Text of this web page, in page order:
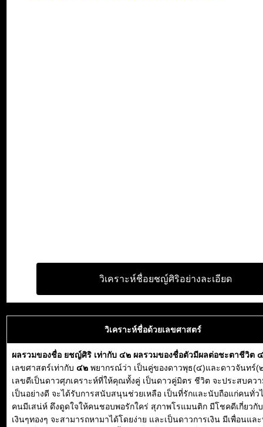
วิเคราะห์ชื่อยชญ์ศิริอย่างละเอียด
วิเคราะห์ชื่อด้วยเลขศาสตร์
ผลรวมของชื่อ ยชญ์ศิริ เท่ากับ ๔๒ ผลรวมของชื่อตัวมีผลต่อชะตาชีวิต
เลขศาสตร์เท่ากับ ๔๒ พยากรณ์ว่า เป็นคู่ของดาวพุธ(๔)และดาวจันทร์(
เลขดีเป็นดาวศุภเคราะห์ที่ให้คุณทั้งคู่ เป็นดาวคู่มิตร ชีวิต จะประสบควา
เป็นอย่างดี จะได้รับการสนับสนุนช่วยเหลือ เป็นที่รักและนับถือแก่คนทั่ว
คนมีเสน่ห์ ดึงดูดใจให้คนชอบพอรักใคร่ สุภาพโรแมนติก มีโชคดีเกี่ยวกับ
เงินๆทองๆ จะสามารถหามาได้โดยง่าย และเป็นดาวการเงิน มีเพื่อนแล